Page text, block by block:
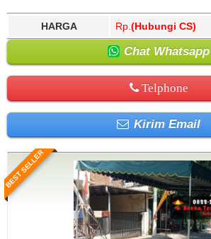
HARGA Rp. (Hubungi CS)
Chat Whatsapp
Telphone
Kirim Email
BEST SELLER